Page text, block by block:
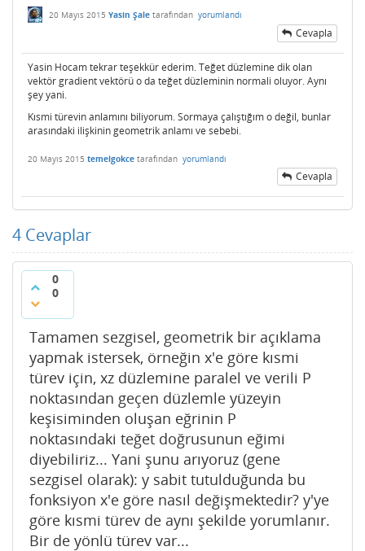
20 Mayıs 2015 Yasin Şale tarafından yorumlandı
Cevapla
Yasin Hocam tekrar teşekkür ederim. Teğet düzlemine dik olan
vektör gradient vektörü o da teğet düzleminin normali oluyor. Aynı
şey yani.
Kısmi türevin anlamını biliyorum. Sormaya çalıştığım o değil, bunlar
arasındaki ilişkinin geometrik anlamı ve sebebi.
20 Mayıs 2015 temelgokce tarafından yorumlandı
Cevapla
4 Cevaplar
0
0
Tamamen sezgisel, geometrik bir açıklama
yapmak istersek, örneğin x'e göre kısmi
türev için, xz düzlemine paralel ve verili P
noktasından geçen düzlemle yüzeyin
keşisiminden oluşan eğrinin P
noktasındaki teğet doğrusunun eğimi
diyebiliriz... Yani şunu arıyoruz (gene
sezgisel olarak): y sabit tutulduğunda bu
fonksiyon x'e göre nasıl değişmektedir? y'ye
göre kısmi türev de aynı şekilde yorumlanır.
Bir de yönlü türev var...